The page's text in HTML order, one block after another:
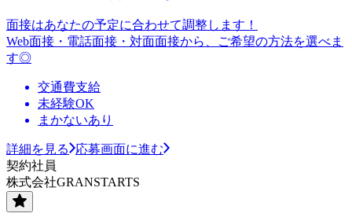
面接はあなたの予定に合わせて調整します！
Web面接・電話面接・対面面接から、ご希望の方法を選べま
す◎
交通費支給
未経験OK
まかないあり
詳細を見る
応募画面に進む
契約社員
株式会社GRANSTARTS